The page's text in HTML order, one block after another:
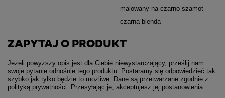
malowany na czarno szamot
czarna blenda
ZAPYTAJ O PRODUKT
Jeżeli powyższy opis jest dla Ciebie niewystarczający, prześlij nam
swoje pytanie odnośnie tego produktu. Postaramy się odpowiedzieć tak
szybko jak tylko będzie to możliwe.
Dane są przetwarzane zgodnie z
polityką prywatności . Przesyłając je, akceptujesz jej postanowienia.